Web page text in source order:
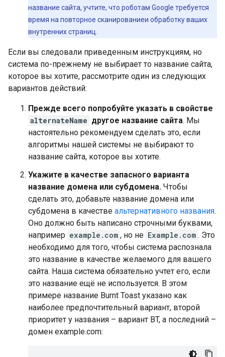
название сайта, учтите, что роботам Google требуется
время на повторное сканированиеи обработку ваших
внутренних страниц.
Если вы следовали приведенным инструкциям, но
система по-прежнему не выбирает то название сайта,
которое вы хотите, рассмотрите один из следующих
вариантов действий:
Прежде всего попробуйте указать в свойстве
alternateName другое название сайта. Мы
настоятельно рекомендуем сделать это, если
алгоритмы нашей системы не выбирают то
название сайта, которое вы хотите.
Укажите в качестве запасного варианта
название домена или субдомена. Чтобы
сделать это, добавьте название домена или
субдомена в качестве альтернативного названия.
Оно должно быть написано строчными буквами,
например example.com , но не Example.com . Это
необходимо для того, чтобы система распознала
это название в качестве желаемого для вашего
сайта. Наша система обязательно учтет его, если
это название ещё не используется. В этом
примере название Burnt Toast указано как
наиболее предпочтительный вариант, второй
приоритет у названия – вариант BT, а последний –
домен example.com: